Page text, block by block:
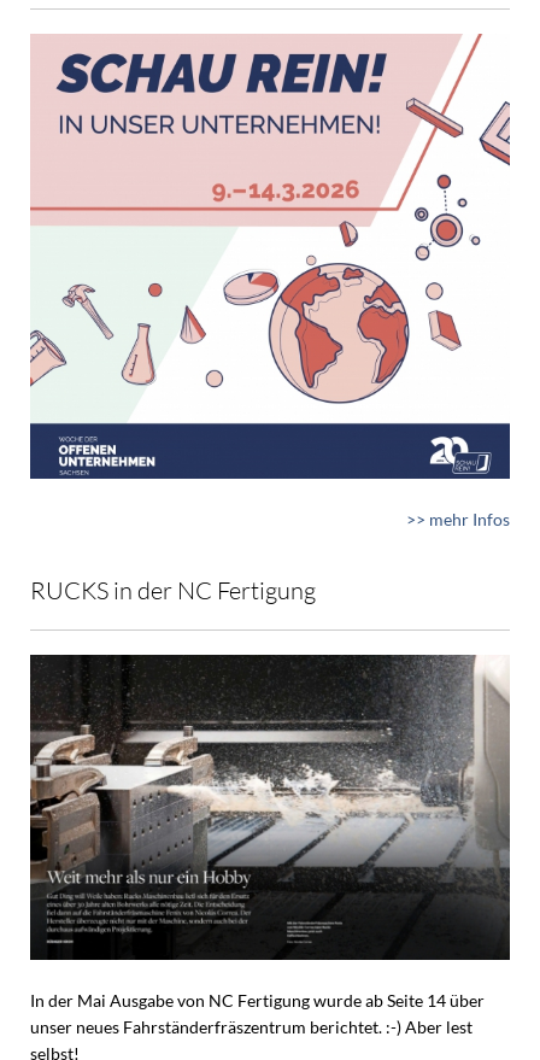
>> mehr Infos
RUCKS in der NC Fertigung
In der Mai Ausgabe von NC Fertigung wurde ab Seite 14 über
unser neues Fahrständerfräszentrum berichtet. :-) Aber lest
selbst!